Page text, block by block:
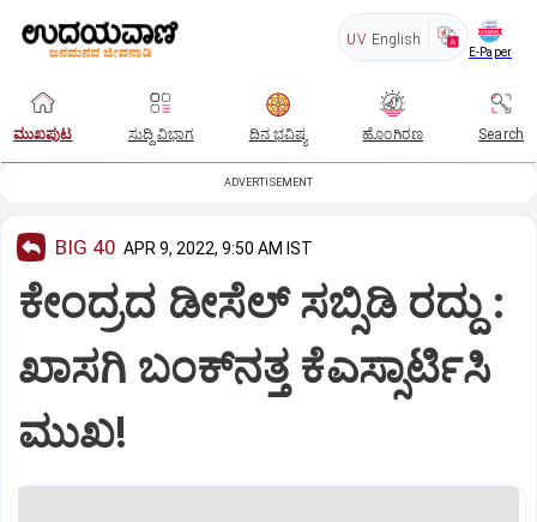
UV English
E-Paper
ಮುಖಪುಟ ಸುದ್ದಿ ವಿಭಾಗ ದಿನ ಭವಿಷ್ಯ ಹೊಂಗಿರಣ Search
ADVERTISEMENT
BIG 40 APR 9, 2022, 9:50 AM IST
ಕೇಂದ್ರದ ಡೀಸೆಲ್‌ ಸಬ್ಸಿಡಿ ರದ್ದು :
ಖಾಸಗಿ ಬಂಕ್‌ನತ್ತ ಕೆಎಸ್ಸಾರ್ಟಿಸಿ
ಮುಖ!